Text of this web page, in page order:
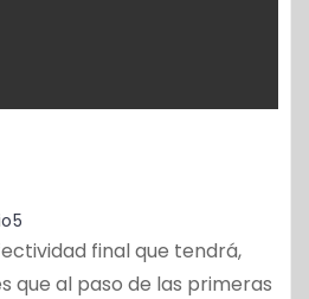
final que tendrá,
que al paso de las primeras